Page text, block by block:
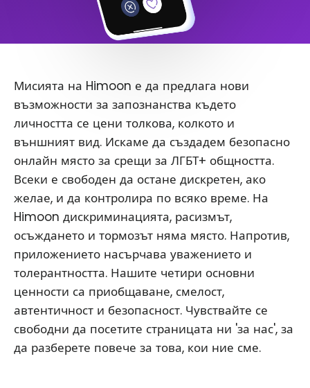
Мисията на Himoon е да предлага нови
възможности за запознанства където
личността се цени толкова, колкото и
външният вид. Искаме да създадем безопасно
онлайн място за срещи за ЛГБТ+ общността.
Всеки е свободен да остане дискретен, ако
желае, и да контролира по всяко време. На
Himoon дискриминацията, расизмът,
осъждането и тормозът няма място. Напротив,
приложението насърчава уважението и
толерантността. Нашите четири основни
ценности са приобщаване, смелост,
автентичност и безопасност. Чувствайте се
свободни да посетите страницата ни 'за нас', за
да разберете повече за това, кои ние сме.